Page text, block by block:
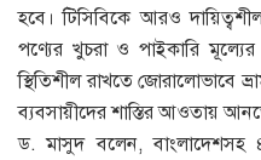
হবে। টিসিবিকে আরও
পণ্যের খুচরা ও পাইকারি
স্থিতিশীল রাখতে জোরালোভাবে
ব্যবসায়ীদের শাস্তির আওতায়
ড. মাসুদ বলেন, বাংলাদেশসহ